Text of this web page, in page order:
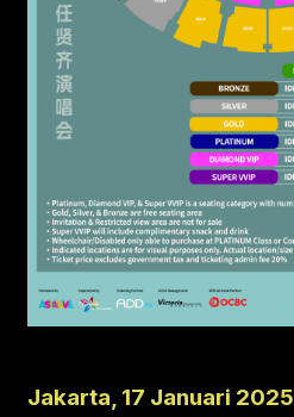
Jakarta, 17 Januari 2025